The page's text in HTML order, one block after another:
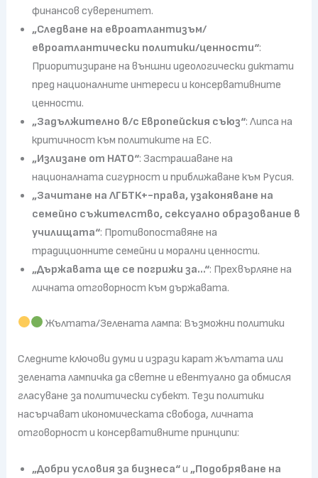
финансов суверенитет.
„Следване на евроатлантизъм/
евроатлантически политики/ценности“:
Приоритизиране на външни идеологически диктати
пред националните интереси и консервативните
ценности.
„Задължително в/с Европейския съюз“: Липса на
критичност към политиките на ЕС.
„Излизане от НАТО“: Застрашаване на
националната сигурност и приближаване към Русия.
„Зачитане на ЛГБТК+-права, узаконяване на
семейно съжителство, сексуално образование в
училищата“: Противопоставяне на
традиционните семейни и морални ценности.
„Държавата ще се погрижи за…“: Прехвърляне на
личната отговорност към държавата.
Жълтата/Зелената лампа: Възможни политики
Следните ключови думи и изрази карат жълтата или
зелената лампичка да светне и евентуално да обмисля
гласуване за политически субект. Тези политики
насърчават икономическата свобода, личната
отговорност и консервативните принципи:
„Добри условия за бизнеса“и „Подобряване на